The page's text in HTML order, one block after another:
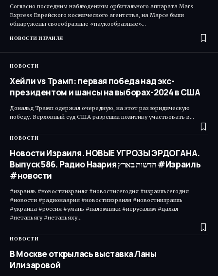
Согласно последним наблюдениям орбитального аппарата Mars
Express Еврейского космического агентства, на Марсе были
обнаружены своеобразные «паукообразные»…
НОВОСТИ ИЗРАИЛЯ
НОВОСТИ
Хейли vs Трамп: первая победа над экс-
президентом и шансы на выборах-2024 в США
Дональд Трамп одержал очередную, на этот раз юридическую
победу. Верховный суд США разрешил политику участвовать в…
НОВОСТИ
Новости Израиля. НОВЫЕ УГРОЗЫ ЭРДОГАНА.
Выпуск 586. Радио Наария חדשות בארץ #Израиль
#новости
#израиль #новостиизраиля #новостисегодня #израильсегодня
#новости #радионаария #новостиизраиля #новостиизраиль
#украина #россия #умань #паломники #иерусалим #цахал
#нетаньягу #нетаньяху…
НОВОСТИ
В Москве открылась выставка Ланы
Илизаровой